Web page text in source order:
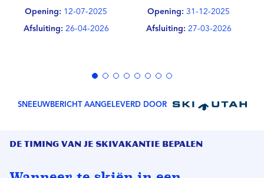
Opening: 12-07-2025
Afsluiting: 26-04-2026
Opening: 31-12-2025
Afsluiting: 27-03-2026
SNEEUWBERICHT AANGELEVERD DOOR
De timing van je skivakantie bepalen